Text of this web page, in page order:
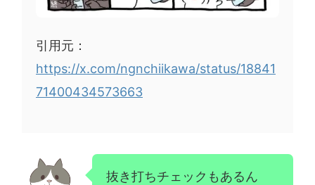
引用元：
https://x.com/ngnchiikawa/status/18841
71400434573663
抜き打ちチェックもあるん